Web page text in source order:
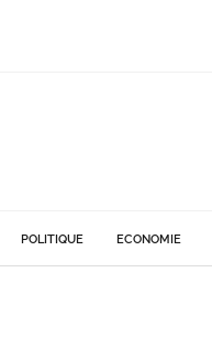
POLITIQUE ECONOMIE